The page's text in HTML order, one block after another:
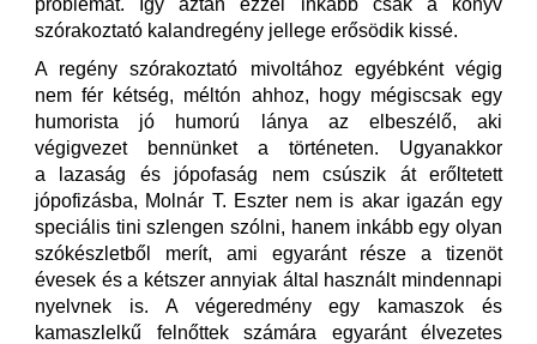
problémát. Így aztán ezzel inkább csak a könyv
szórakoztató kalandregény jellege erősödik kissé.
A regény szórakoztató mivoltához egyébként végig
nem fér kétség, méltón ahhoz, hogy mégiscsak egy
humorista jó humorú lánya az elbeszélő, aki
végigvezet bennünket a történeten. Ugyanakkor
a lazaság és jópofaság nem csúszik át erőltetett
jópofizásba, Molnár T. Eszter nem is akar igazán egy
speciális tini szlengen szólni, hanem inkább egy olyan
szókészletből merít, ami egyaránt része a tizenöt
évesek és a kétszer annyiak által használt mindennapi
nyelvnek is. A végeredmény egy kamaszok és
kamaszlelkű felnőttek számára egyaránt élvezetes